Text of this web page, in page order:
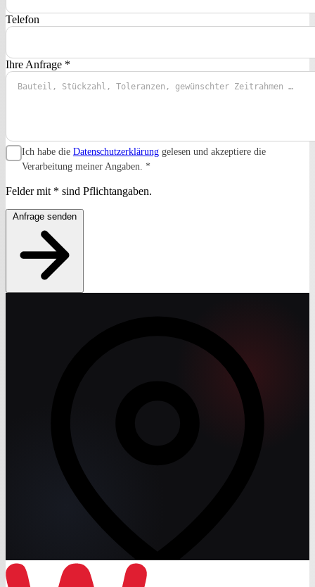
Telefon
Ihre Anfrage *
Ich habe die Datenschutzerklärung gelesen und akzeptiere die
Verarbeitung meiner Angaben. *
Felder mit * sind Pflichtangaben.